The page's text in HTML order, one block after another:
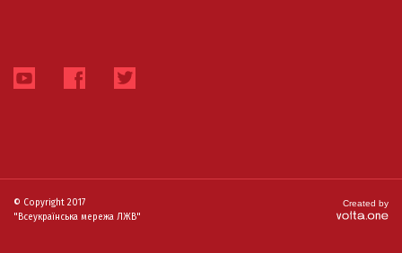
© Copyright 2017
"Всеукраїнська мережа ЛЖВ"
Created by